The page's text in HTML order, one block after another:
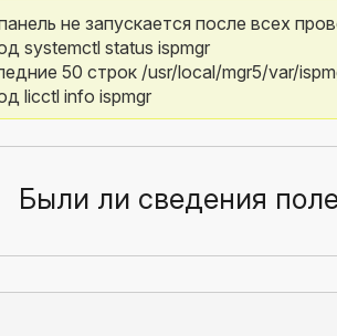
не запускается после всех
systemctl status ispmgr
50 строк /usr/local/mgr5/var/
licctl info ispmgr
Были ли сведения